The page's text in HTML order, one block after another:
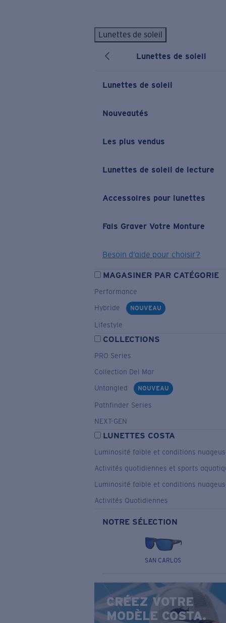
Lunettes de soleil
Lunettes de soleil
Lunettes de soleil
Nouveautés
Les plus vendus
Lunettes de soleil de lecture
Accessoires pour lunettes
Fais Graver Votre Monture
Besoin d’aide pour choisir?
MAGASINER PAR CATÉGORIE
Performance
Hybride
NOUVEAU
Lifestyle
COLLECTIONS
PRO Series
Collection Del Mar
Untangled
NOUVEAU
Pathfinder Series
NEXT-GEN
LUNETTES COSTA
Luminosité faible et conditions
Activités quotidiennes et sports
Luminosité faible et conditions
Activités Quotidiennes
NOTRE SÉLECTION
SAN CARLOS
CRÉEZ VOTRE
MODÈLE COSTA.
LES PLUS RECHERCHÉS
Lunettes de soleil personnalisées Nouveau